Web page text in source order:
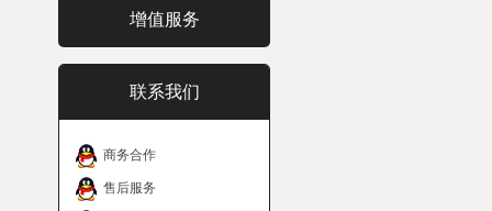
增值服务
联系我们
商务合作
售后服务